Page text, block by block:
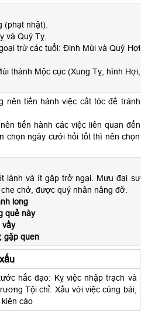
(phạt nhật).
và Quý Tỵ.
trừ các tuổi: Đinh Mùi và Quý Hợi
thành Mộc cục (Xung Tỵ, hình Hợi,
nên tiến hành việc cắt tóc để tránh
tiến hành các việc liên quan đến
chọn ngày cưới hỏi tốt thì nên chọn
lành và ít gặp trở ngại. Mưu đại sự
chở, được quý nhân nâng đỡ.
long
quẻ này
vầy
gặp quen
hắc đạo: Kỵ việc nhập trạch và
Tội chỉ: Xấu với việc cúng bái,
cáo